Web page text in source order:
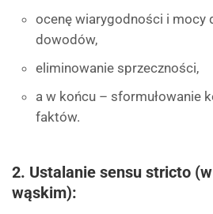
ocenę wiarygodności i mocy
dowodów,
eliminowanie sprzeczności,
a w końcu – sformułowanie
faktów.
2. Ustalanie sensu stricto
wąskim):